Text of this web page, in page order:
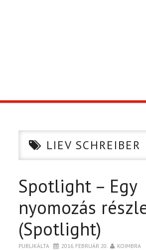
PÓLÓ RENDELÉS
LIEV SCHREIBER
Spotlight – Egy
nyomozás
(Spotlight)
PUBLIKÁLTA 2016. FEBRUÁR 20. KOIMBRA